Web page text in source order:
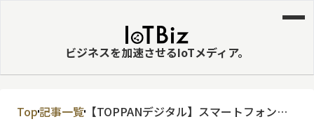
ビジネスを加速させるIoTメディア。
MVNE
Top記事一覧【TOPPANデジタル】スマートフォンで